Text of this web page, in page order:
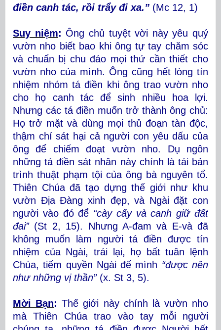
điền canh tác, rồi trẩy đi xa.” (Mc 12, 1)
Suy niệm: Ông chủ tuyệt vời này yêu quý
vườn nho biết bao khi ông tự tay chăm sóc
và chuẩn bị chu đáo mọi thứ cần thiết cho
vườn nho của mình. Ông cũng hết lòng tín
nhiệm nhóm tá điền khi ông trao vườn nho
cho họ canh tác để sinh nhiều hoa lợi.
Nhưng các tá điền muốn trở thành ông chủ:
Họ trở mặt và dùng mọi thủ đoạn tàn độc,
thậm chí sát hại cả người con yêu dấu của
ông để chiếm đoạt vườn nho. Dụ ngôn
những tá điền sát nhân này chính là tái bản
trình thuật phạm tội của ông bà nguyên tổ.
Thiên Chúa đã tạo dựng thế giới như khu
vườn Địa Đàng xinh đẹp, và Ngài đặt con
người vào đó để “cày cấy và canh giữ đất
đai” (St 2, 15). Nhưng A-đam và E-và đã
không muốn làm người tá điền được tín
nhiệm của Ngài, trái lại, họ bất tuân lệnh
Chúa, tiếm quyền Ngài để mình “được nên
như những vị thần” (x. St 3, 5).
Mời Bạn: Thế giới này chính là vườn nho
mà Thiên Chúa trao vào tay mỗi người